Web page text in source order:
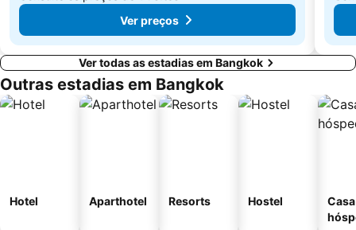
Ver preços
Ver todas as estadias em Bangkok
Outras estadias em Bangkok
Hotel Aparthotel Resorts Hostel